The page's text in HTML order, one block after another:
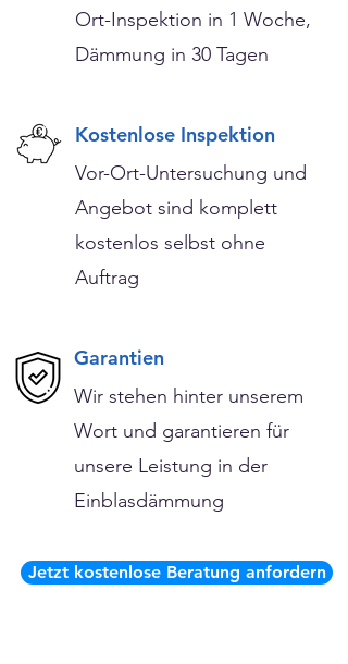
Ort-Inspektion in 1 Woche,
Dämmung in 30 Tagen
Kostenlose Inspektion
Vor-Ort-Untersuchung und
Angebot sind komplett
kostenlos selbst ohne
Auftrag
Garantien
Wir stehen hinter unserem
Wort und garantieren für
unsere Leistung in der
Einblasdämmung
Jetzt kostenlose Beratung anfordern